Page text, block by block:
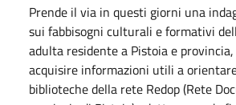
Prende il via in questi giorni una
sui fabbisogni culturali e formativi
adulta residente a Pistoia e provincia,
acquisire informazioni utili a
biblioteche della rete Redop (Rete